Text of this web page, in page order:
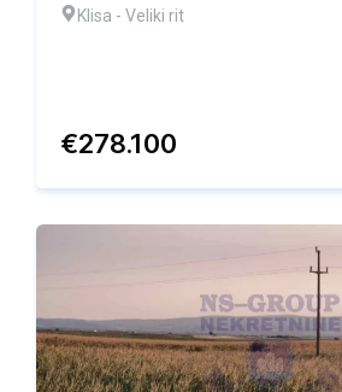
Klisa - Veliki rit
€278.100